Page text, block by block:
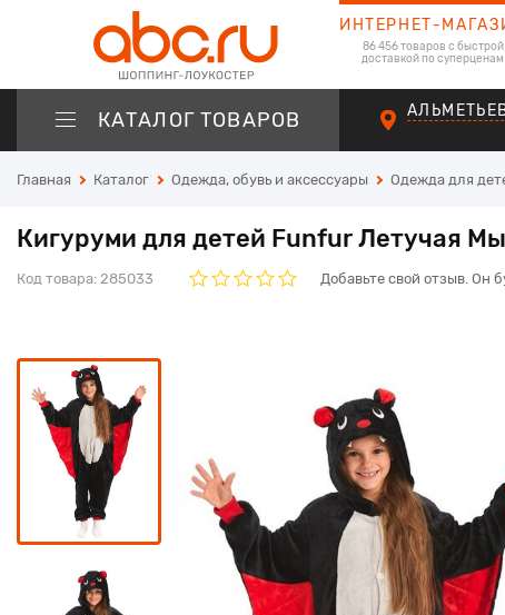
ИНТЕРНЕТ-
86 456 товаров с быстрой
доставкой по суперценам
КАТАЛОГ ТОВАРОВ
Главная Каталог Одежда, обувь и аксессуары Одежда для
Кигуруми для детей Funfur Летучая
Код товара: 285033 Добавьте свой отзыв. Он